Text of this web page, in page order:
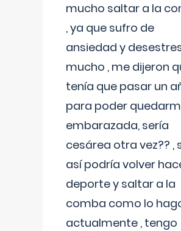
mucho saltar a la
, ya que sufro de
ansiedad y
mucho , me dijeron
tenía que pasar un
para poder
embarazada, sería
cesárea otra vez?? ,
así podría volver
deporte y saltar a la
comba como lo
actualmente , tengo